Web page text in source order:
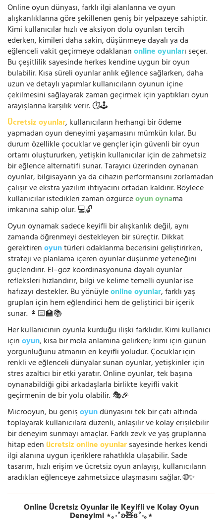
Online oyun dünyası, farklı ilgi alanlarına ve oyun
alışkanlıklarına göre şekillenen geniş bir yelpazeye sahiptir.
Kimi kullanıcılar hızlı ve aksiyon dolu oyunları tercih
ederken, kimileri daha sakin, düşünmeye dayalı ya da
eğlenceli vakit geçirmeye odaklananonline oyunları seçer.
Bu çeşitlilik sayesinde herkes kendine uygun bir oyun
bulabilir. Kısa süreli oyunlar anlık eğlence sağlarken, daha
uzun ve detaylı yapımlar kullanıcıların oyunun içine
çekilmesini sağlayarak zaman geçirmek için yaptıkları oyun
arayışlarına karşılık verir. ⏱️🕹️
Ücretsiz oyunlar, kullanıcıların herhangi bir ödeme
yapmadan oyun deneyimi yaşamasını mümkün kılar. Bu
durum özellikle çocuklar ve gençler için güvenli bir oyun
ortamı oluştururken, yetişkin kullanıcılar için de zahmetsiz
bir eğlence alternatifi sunar. Tarayıcı üzerinden oynanan
oyunlar, bilgisayarın ya da cihazın performansını zorlamadan
çalışır ve ekstra yazılım ihtiyacını ortadan kaldırır. Böylece
kullanıcılar istedikleri zaman özgürceoyun oynama
imkanına sahip olur. 💻🔓
Oyun oynamak sadece keyifli bir alışkanlık değil, aynı
zamanda öğrenmeyi destekleyen bir süreçtir. Dikkat
gerektirenoyuntürleri odaklanma becerisini geliştirirken,
strateji ve planlama içeren oyunlar düşünme yeteneğini
güçlendirir. El–göz koordinasyonuna dayalı oyunlar
refleksleri hızlandırır, bilgi ve kelime temelli oyunlar ise
hafızayı destekler. Bu yönüyleonline oyunlar, farklı yaş
grupları için hem eğlendirici hem de geliştirici bir içerik
sunar. 👩🏻‍🏫📚
Her kullanıcının oyunla kurduğu ilişki farklıdır. Kimi kullanıcı
içinoyun, kısa bir mola anlamına gelirken; kimi için günün
yorgunluğunu atmanın en keyifli yoludur. Çocuklar için
renkli ve eğlenceli dünyalar sunan oyunlar, yetişkinler için
stres azaltıcı bir etki yaratır. Online oyunlar, tek başına
oynanabildiği gibi arkadaşlarla birlikte keyifli vakit
geçirmenin de bir yolu olabilir. 🎭🎉
Microoyun, bu genişoyundünyasını tek bir çatı altında
toplayarak kullanıcılara düzenli, anlaşılır ve kolay erişilebilir
bir deneyim sunmayı amaçlar. Farklı zevk ve yaş gruplarına
hitap eden ücretsiz online oyunlarsayesinde herkes kendi
ilgi alanına uygun içeriklere rahatlıkla ulaşabilir. Sade
tasarım, hızlı erişim ve ücretsiz oyun anlayışı, kullanıcıların
aradıkları eğlenceye zahmetsizce ulaşmasını sağlar. 🌐✨
Online Ücretsiz Oyunlar ile Keyifli ve Kolay Oyun
Deneyimi ⋆｡‧˚ʚ🧸ɞ˚‧｡⋆